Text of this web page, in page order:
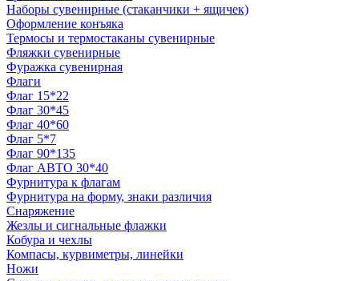
Наборы сувенирные (стаканчики + ящичек)
Оформление конъяка
Термосы и термостаканы сувенирные
Фляжки сувенирные
Фуражка сувенирная
Флаги
Флаг 15*22
Флаг 30*45
Флаг 40*60
Флаг 5*7
Флаг 90*135
Флаг АВТО 30*40
Фурнитура к флагам
Фурнитура на форму, знаки различия
Снаряжение
Жезлы и сигнальные флажки
Кобура и чехлы
Компасы, курвиметры, линейки
Ножи